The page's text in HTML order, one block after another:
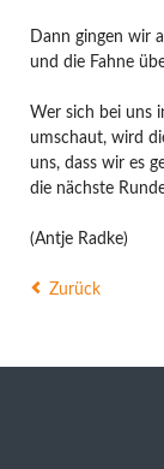
Dann gingen wir
und die Fahne
Wer sich bei uns
umschaut, wird
uns, dass wir es
die nächste
(Antje Radke)
Zurück